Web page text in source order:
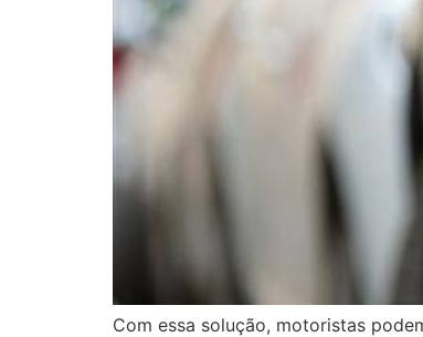
Com essa solução, motoristas